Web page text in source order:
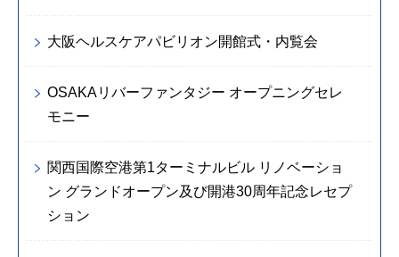
大阪ヘルスケアパビリオン開館式・内覧会
OSAKAリバーファンタジー オープニングセレ
モニー
関西国際空港第1ターミナルビル リノベーショ
ン グランドオープン及び開港30周年記念レセプ
ション